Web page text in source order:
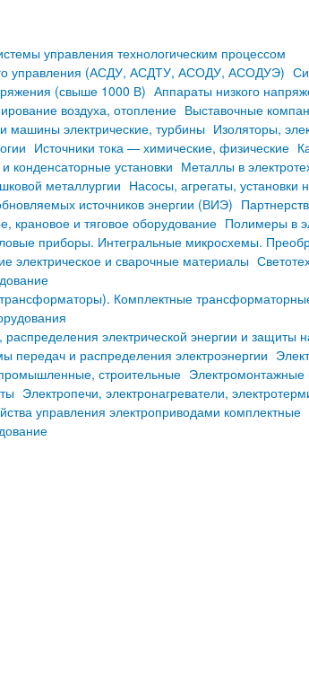
управления технологическим процессом
управления (АСДУ, АСДТУ, АСОДУ, АСОДУЭ)
(свыше 1000 В) Аппараты низкого
воздуха, отопление Выставочные
машины электрические, турбины Изоляторы,
Источники тока — химические, физические
конденсаторные установки Металлы в
металлургии Насосы, агрегаты,
источников энергии (ВИЭ)
крановое и тяговое оборудование Полимеры в
приборы. Интегральные микросхемы.
электрическое и сварочные материалы
Комплектные
распределения электрической энергии и
передач и распределения электроэнергии
строительные Электромонтажные
Электропечи, электронагреватели,
управления электроприводами комплектные